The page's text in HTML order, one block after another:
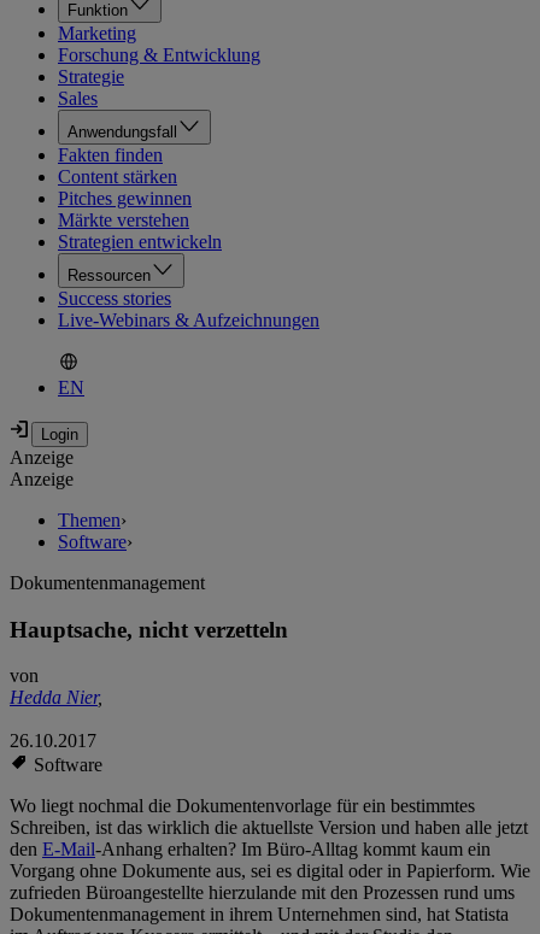
Funktion
Marketing
Forschung & Entwicklung
Strategie
Sales
Anwendungsfall
Fakten finden
Content stärken
Pitches gewinnen
Märkte verstehen
Strategien entwickeln
Ressourcen
Success stories
Live-Webinars & Aufzeichnungen
EN
Anzeige
Anzeige
Themen›
Software›
Dokumentenmanagement
Hauptsache, nicht verzetteln
von
Hedda Nier,
26.10.2017
Software
Wo liegt nochmal die Dokumentenvorlage für ein bestimmtes
Schreiben, ist das wirklich die aktuellste Version und haben alle jetzt
den E-Mail-Anhang erhalten? Im Büro-Alltag kommt kaum ein
Vorgang ohne Dokumente aus, sei es digital oder in Papierform. Wie
zufrieden Büroangestellte hierzulande mit den Prozessen rund ums
Dokumentenmanagement in ihrem Unternehmen sind, hat Statista